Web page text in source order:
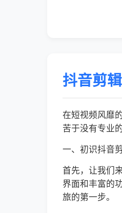
抖音剪
在短视频风靡
苦于没有专业
一、初识抖音
首先，让我们
界面和丰富的
旅的第一步。